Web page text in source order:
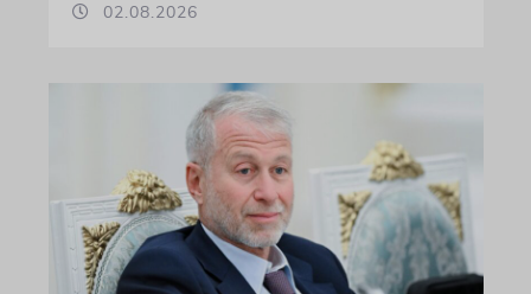
02.08.2026